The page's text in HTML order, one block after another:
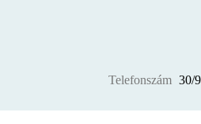
Telefonszám 30/